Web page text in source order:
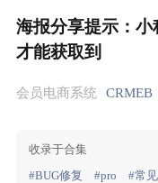
海报分享提示：
才能获取到
会员电商系统 CRMEB
收录于合集
#BUG修复
#pro #常